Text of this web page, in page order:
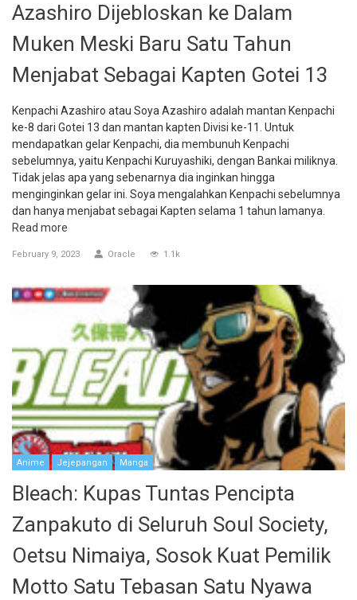
Azashiro Dijebloskan ke Dalam
Muken Meski Baru Satu Tahun
Menjabat Sebagai Kapten Gotei 13
Kenpachi Azashiro atau Soya Azashiro adalah mantan Kenpachi
ke-8 dari Gotei 13 dan mantan kapten Divisi ke-11. Untuk
mendapatkan gelar Kenpachi, dia membunuh Kenpachi
sebelumnya, yaitu Kenpachi Kuruyashiki, dengan Bankai miliknya.
Tidak jelas apa yang sebenarnya dia inginkan hingga
menginginkan gelar ini. Soya mengalahkan Kenpachi sebelumnya
dan hanya menjabat sebagai Kapten selama 1 tahun lamanya.
Read more
February 9, 2023 Oracle 1.1k
Anime Jejepangan Manga
Bleach: Kupas Tuntas Pencipta
Zanpakuto di Seluruh Soul Society,
Oetsu Nimaiya, Sosok Kuat Pemilik
Motto Satu Tebasan Satu Nyawa